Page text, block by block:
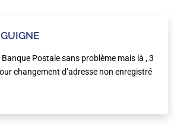
Banque Postale sans problème mais là , 3
changement d’adresse non enregistré